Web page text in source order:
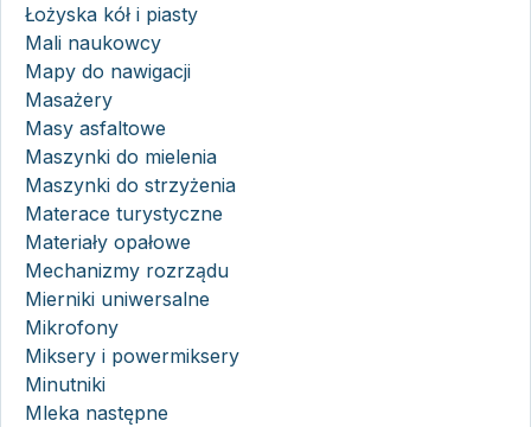
Łożyska kół i piasty
Mali naukowcy
Mapy do nawigacji
Masażery
Masy asfaltowe
Maszynki do mielenia
Maszynki do strzyżenia
Materace turystyczne
Materiały opałowe
Mechanizmy rozrządu
Mierniki uniwersalne
Mikrofony
Miksery i powermiksery
Minutniki
Mleka następne